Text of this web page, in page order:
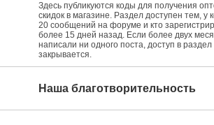
Здесь публикуются коды для получения
скидок в магазине. Раздел доступен тем, у
20 сообщений на форуме и кто
более 15 дней назад. Если более двух
написали ни одного поста, доступ в раздел
закрывается.
Наша благотворительность